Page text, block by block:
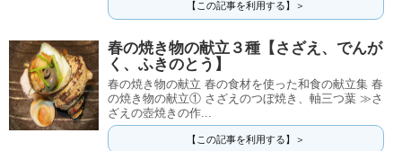
【この記事を利用する】＞
春の焼き物の献立３種【さざえ、でんが
く、ふきのとう】
春の焼き物の献立 春の食材を使った和食の献立集 春
の焼き物の献立① さざえのつぼ焼き、軸三つ葉 ≫さ
ざえの壺焼きの作...
【この記事を利用する】＞